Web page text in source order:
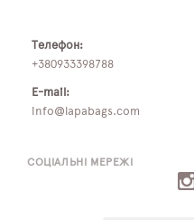
СОЦІАЛЬНІ МЕРЕЖІ
Телефон:
+380933398788
E-mail:
info@lapabags.com